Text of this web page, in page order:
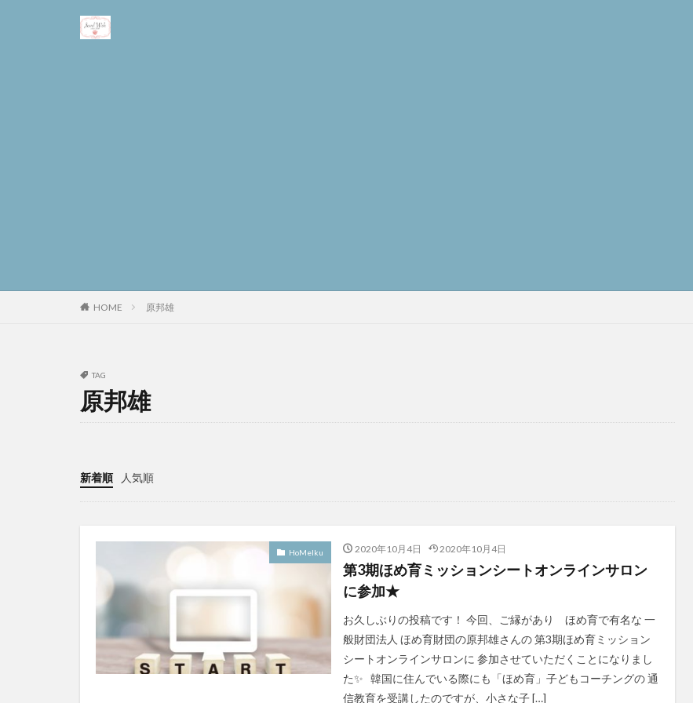
HOME 原邦雄
TAG
原邦雄
新着順 人気順
HoMeIku 2020年10月4日 2020年10月4日
第3期ほめ育ミッションシートオンラインサロン
に参加★
お久しぶりの投稿です！ 今回、ご縁があり ほめ育で有名な 一
般財団法人 ほめ育財団の原邦雄さんの 第3期ほめ育ミッション
シートオンラインサロンに 参加させていただくことになりまし
た✨ 韓国に住んでいる際にも「ほめ育」子どもコーチングの 通
信教育を受講したのですが、小さな子 […]